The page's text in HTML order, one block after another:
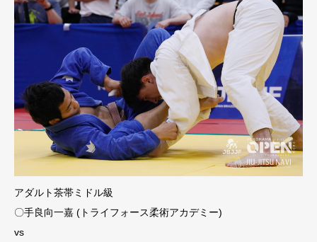
アダルト茶帯ミドル級
〇手良向一嘉 (トライフォース柔術アカデミー)
vs